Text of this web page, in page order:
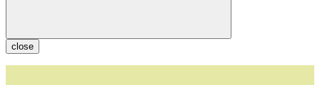
close